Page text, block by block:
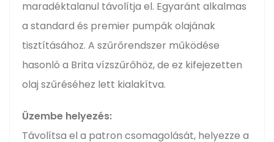
maradéktalanul távolítja el. Egyaránt alkalmas
a standard és premier pumpák olajának
tisztításához. A szűrőrendszer működése
hasonló a Brita vízszűrőhöz, de ez kifejezetten
olaj szűréséhez lett kialakítva.
Üzembe helyezés:
Távolítsa el a patron csomagolását, helyezze a